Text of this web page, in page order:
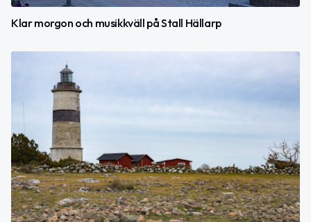
Klar morgon och musikkväll på Stall Hällarp